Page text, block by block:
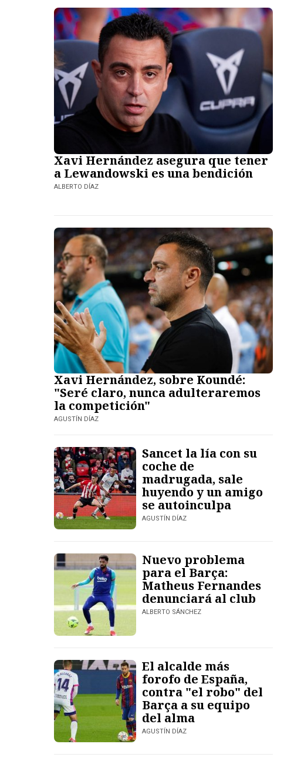
Xavi Hernández asegura que tener
a Lewandowski es una bendición
ALBERTO DÍAZ
Xavi Hernández, sobre Koundé:
"Seré claro, nunca adulteraremos
la competición"
AGUSTÍN DÍAZ
Sancet la lía con su
coche de
madrugada, sale
huyendo y un amigo
se autoinculpa
AGUSTÍN DÍAZ
Nuevo problema
para el Barça:
Matheus Fernandes
denunciará al club
ALBERTO SÁNCHEZ
El alcalde más
forofo de España,
contra "el robo" del
Barça a su equipo
del alma
AGUSTÍN DÍAZ